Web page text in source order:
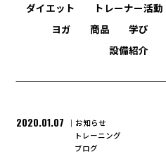
ダイエット
トレーナー活動
ヨガ
商品 学び
設備紹介
2020.01.07
お知らせ
トレーニング
ブログ